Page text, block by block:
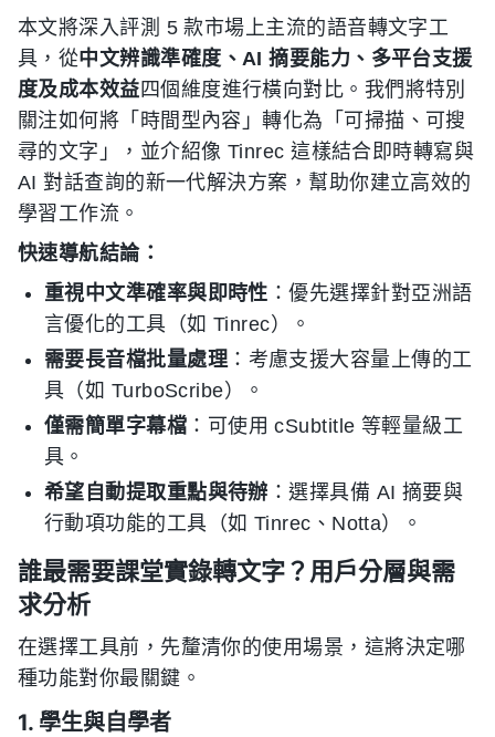
本文將深入評測 5 款市場上主流的語音轉文字工
具，從中文辨識準確度、AI 摘要能力、多平台支援
度及成本效益 四個維度進行橫向對比。我們將特別
關注如何將「時間型內容」轉化為「可掃描、可搜
尋的文字」，並介紹像 Tinrec 這樣結合即時轉寫與
AI 對話查詢的新一代解決方案，幫助你建立高效的
學習工作流。
快速導航結論：
重視中文準確率與即時性 ：優先選擇針對亞洲語
言優化的工具（如 Tinrec）。
需要長音檔批量處理：考慮支援大容量上傳的工
具（如 TurboScribe）。
僅需簡單字幕檔 ：可使用 cSubtitle 等輕量級工
具。
希望自動提取重點與待辦 ：選擇具備 AI 摘要與
行動項功能的工具（如 Tinrec、Notta）。
誰最需要課堂實錄轉文字？用戶分層與需
求分析
在選擇工具前，先釐清你的使用場景，這將決定哪
種功能對你最關鍵。
1. 學生與自學者